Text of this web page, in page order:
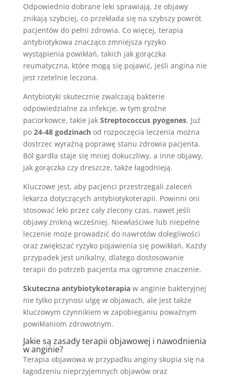
Odpowiednio dobrane leki sprawiają, że objawy
znikają szybciej, co przekłada się na szybszy powrót
pacjentów do pełni zdrowia. Co więcej, terapia
antybiotykowa znacząco zmniejsza ryzyko
wystąpienia powikłań, takich jak gorączka
reumatyczna, które mogą się pojawić, jeśli angina nie
jest rzetelnie leczona.
Antybiotyki skutecznie zwalczają bakterie
odpowiedzialne za infekcje, w tym groźne
paciorkowce, takie jak Streptococcus pyogenes. Już
po 24-48 godzinachod rozpoczęcia leczenia można
dostrzec wyraźną poprawę stanu zdrowia pacjenta.
Ból gardła staje się mniej dokuczliwy, a inne objawy,
jak gorączka czy dreszcze, także łagodnieją.
Kluczowe jest, aby pacjenci przestrzegali zaleceń
lekarza dotyczących antybiotykoterapii. Powinni oni
stosować leki przez cały zlecony czas, nawet jeśli
objawy znikną wcześniej. Niewłaściwe lub niepełne
leczenie może prowadzić do nawrotów dolegliwości
oraz zwiększać ryzyko pojawienia się powikłań. Każdy
przypadek jest unikalny, dlatego dostosowanie
terapii do potrzeb pacjenta ma ogromne znaczenie.
Skuteczna antybiotykoterapiaw anginie bakteryjnej
nie tylko przynosi ulgę w objawach, ale jest także
kluczowym czynnikiem w zapobieganiu poważnym
powikłaniom zdrowotnym.
Jakie są zasady terapii objawowej i nawodnienia
w anginie?
Terapia objawowa w przypadku anginy skupia się na
łagodzeniu nieprzyjemnych objawów oraz